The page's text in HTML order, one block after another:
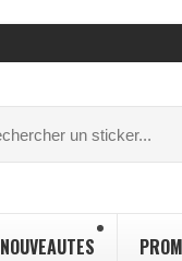
NOUVEAUTES